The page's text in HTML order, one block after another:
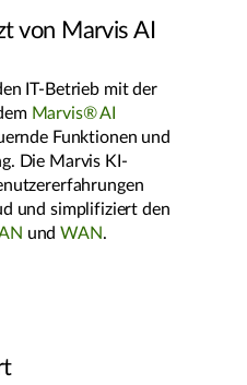
von Marvis AI
IT-Betrieb mit der
Marvis® AI
Funktionen und
Die Marvis KI-
und simplifiziert den
undWAN.